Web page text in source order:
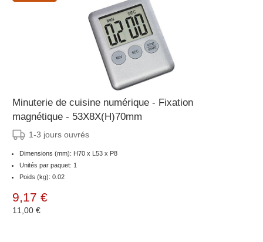
Minuterie de cuisine numérique - Fixation
magnétique - 53X8X(H)70mm
1-3 jours ouvrés
Dimensions (mm): H70 x L53 x P8
Unités par paquet: 1
Poids (kg): 0.02
9,17 €
11,00 €